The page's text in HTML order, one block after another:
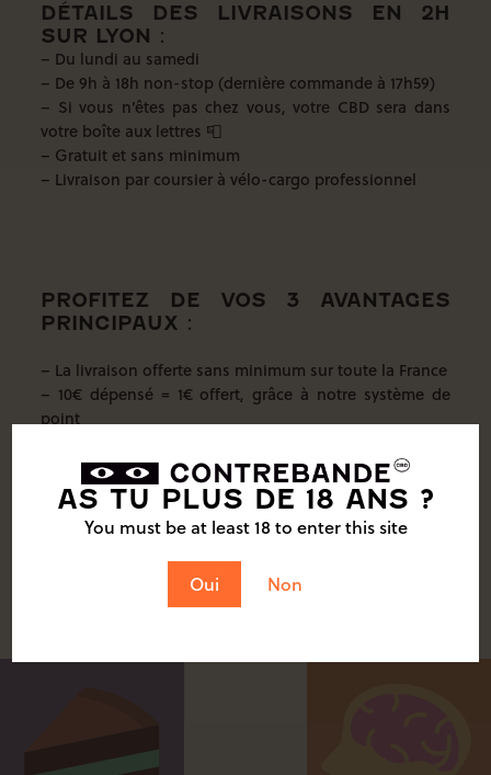
AS TU PLUS DE 18 ANS ?
You must be at least 18 to enter this site
Oui Non
DÉTAILS DES LIVRAISONS EN 2H
SUR LYON :
– Du lundi au samedi
– De 9h à 18h non-stop (dernière commande à 17h59)
– Si vous n’êtes pas chez vous, votre CBD sera dans
votre boîte aux lettres 📮
– Gratuit et sans minimum
– Livraison par coursier à vélo-cargo professionnel
PROFITEZ DE VOS 3 AVANTAGES
PRINCIPAUX :
– La livraison offerte sans minimum sur toute la France
– 10€ dépensé = 1€ offert, grâce à notre système de
point
s’inscrivant à notre Newsletter 👇(juste un peu plus bas